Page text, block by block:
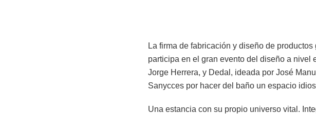
La firma de fabricación y diseño de
participa en el gran evento del diseño a
Jorge Herrera, y Dedal, ideada por José
Sanycces por hacer del baño un espacio
Una estancia con su propio universo vital.